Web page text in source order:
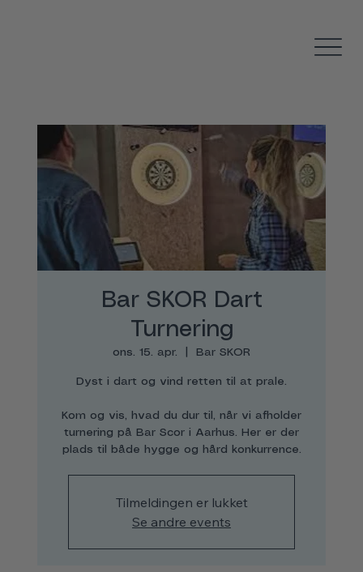
Bar SKOR Dart
Turnering
ons. 15. apr. Bar SKOR
Dyst i dart og vind retten til at prale.
Kom og vis, hvad du dur til, når vi afholder
turnering på Bar Scor i Aarhus. Her er der
plads til både hygge og hård konkurrence.
Tilmeldingen er lukket
Se andre events